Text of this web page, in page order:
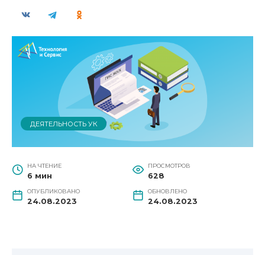
ДЕЯТЕЛЬНОСТЬ УК
НА ЧТЕНИЕ
6 мин
ПРОСМОТРОВ
628
ОПУБЛИКОВАНО
24.08.2023
ОБНОВЛЕНО
24.08.2023